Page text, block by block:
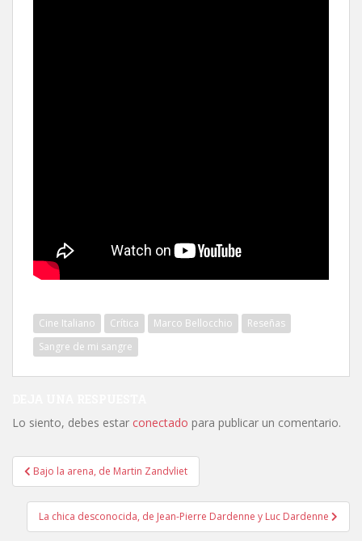
Cine Italiano Crítica Marco Bellocchio
Reseñas
Sangre de mi sangre
Lo siento, debes estar conectado para publicar un comentario.
Navegación
de
entradas
Bajo la arena, de Martin Zandvliet
La chica desconocida, de Jean-Pierre Dardenne y Luc Dardenne